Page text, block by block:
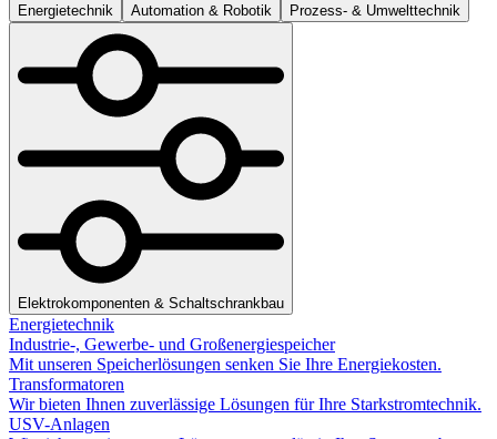
Energietechnik Automation & Robotik Prozess- & Umwelttechnik
Elektrokomponenten & Schaltschrankbau
Energietechnik
Industrie-, Gewerbe- und Großenergiespeicher
Mit unseren Speicherlösungen senken Sie Ihre Energiekosten.
Transformatoren
Wir bieten Ihnen zuverlässige Lösungen für Ihre Starkstromtechnik.
USV-Anlagen